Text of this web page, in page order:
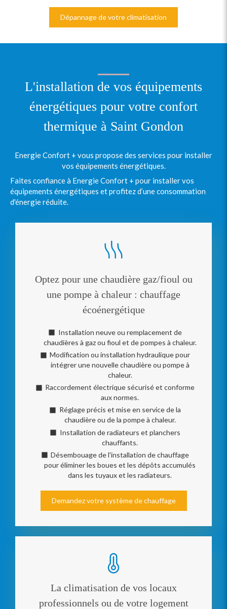
Dépannage de votre climatisation
L'installation de vos équipements
énergétiques pour votre confort
thermique à Saint Gondon
Energie Confort + vous propose des services pour installer
vos équipements énergétiques.
Faites confiance à Energie Confort + pour installer vos
équipements énergétiques et profitez d’une consommation
d'énergie réduite.
Optez pour une chaudière gaz/fioul ou
une pompe à chaleur : chauffage
écoénergétique
Installation neuve ou remplacement de
chaudières à gaz ou fioul et de pompes à chaleur.
Modification ou installation hydraulique pour
intégrer une nouvelle chaudière ou pompe à
chaleur.
Raccordement électrique sécurisé et conforme
aux normes.
Réglage précis et mise en service de la
chaudière ou de la pompe à chaleur.
Installation de radiateurs et planchers
chauffants.
Désembouage de l'installation de chauffage
pour éliminer les boues et les dépôts accumulés
dans les tuyaux et les radiateurs.
Demandez votre système de chauffage
La climatisation de vos locaux
professionnels ou de votre logement